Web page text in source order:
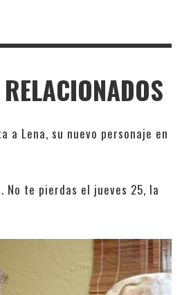
a Lena, su nuevo personaje en
No te pierdas el jueves 25, la